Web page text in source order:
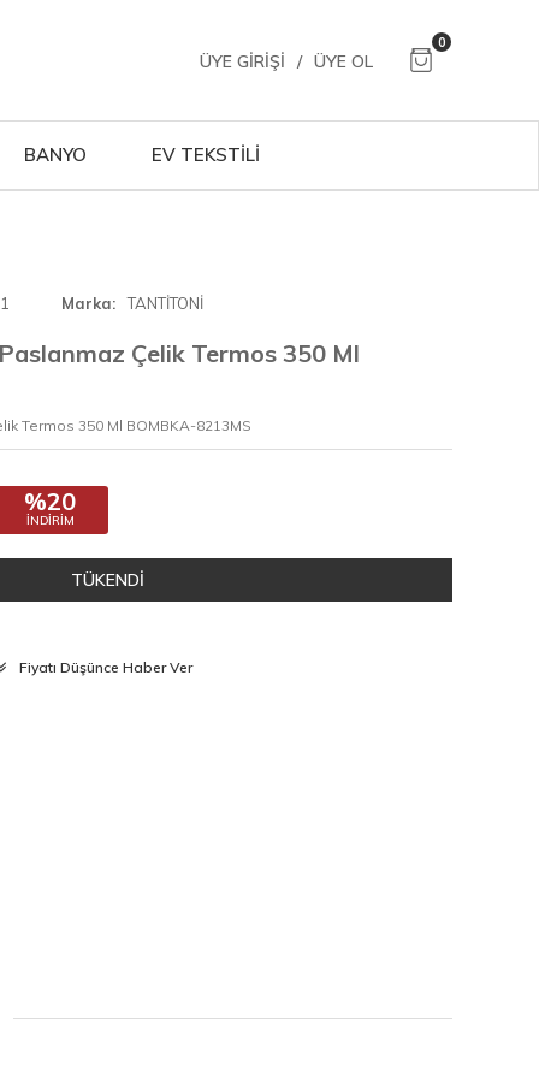
ÜYE GIRIŞI / ÜYE OL
0
BANYO EV TEKSTİLİ
Marka TANTİTONİ
Çelik Termos 350 Ml
Termos 350 Ml BOMBKA-8213MS
%20
İNDIRIM
TÜKENDİ
Fiyatı Düşünce Haber Ver